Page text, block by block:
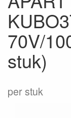
70V/
stuk)
per stuk